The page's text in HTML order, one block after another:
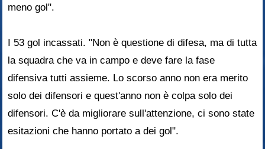
meno gol".
I 53 gol incassati. "Non è questione di difesa, ma di tutta
la squadra che va in campo e deve fare la fase
difensiva tutti assieme. Lo scorso anno non era merito
solo dei difensori e quest'anno non è colpa solo dei
difensori. C'è da migliorare sull'attenzione, ci sono state
esitazioni che hanno portato a dei gol".